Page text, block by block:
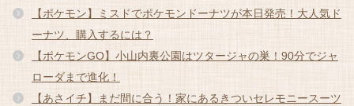
【ポケモン】ミスドでポケモンドーナツが本日発売！大人気ド
ーナツ、購入するには？
【ポケモンGO】小山内裏公園はツタージャの巣！90分でジャ
ローダまで進化！
【あさイチ】まだ間に合う！家にあるきついセレモニースーツ